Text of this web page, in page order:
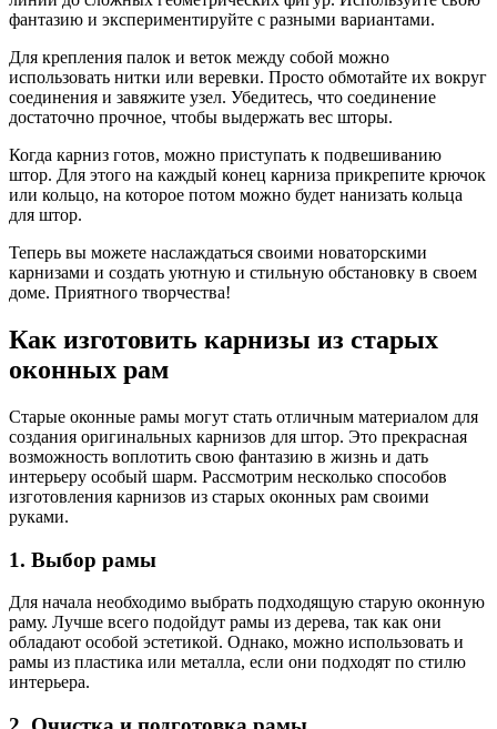
фантазию и экспериментируйте с разными вариантами.
Для крепления палок и веток между собой можно
использовать нитки или веревки. Просто обмотайте их вокруг
соединения и завяжите узел. Убедитесь, что соединение
достаточно прочное, чтобы выдержать вес шторы.
Когда карниз готов, можно приступать к подвешиванию
штор. Для этого на каждый конец карниза прикрепите крючок
или кольцо, на которое потом можно будет нанизать кольца
для штор.
Теперь вы можете наслаждаться своими новаторскими
карнизами и создать уютную и стильную обстановку в своем
доме. Приятного творчества!
Как изготовить карнизы из старых
оконных рам
Старые оконные рамы могут стать отличным материалом для
создания оригинальных карнизов для штор. Это прекрасная
возможность воплотить свою фантазию в жизнь и дать
интерьеру особый шарм. Рассмотрим несколько способов
изготовления карнизов из старых оконных рам своими
руками.
1. Выбор рамы
Для начала необходимо выбрать подходящую старую оконную
раму. Лучше всего подойдут рамы из дерева, так как они
обладают особой эстетикой. Однако, можно использовать и
рамы из пластика или металла, если они подходят по стилю
интерьера.